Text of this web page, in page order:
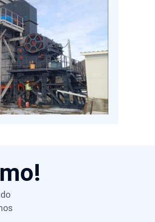
posteriores y permiten
mediante
o móviles. Al
adecuada de
los productores
un alto
el polvo y los costos,
a la vez que
en el mercado